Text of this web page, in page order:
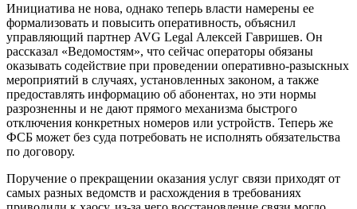
Инициатива не нова, однако теперь власти намерены ее
формализовать и повысить оперативность, объяснил
управляющий партнер AVG Legal Алексей Гавришев. Он
рассказал «Ведомостям», что сейчас операторы обязаны
оказывать содействие при проведении оперативно-разыскных
мероприятий в случаях, установленных законом, а также
предоставлять информацию об абонентах, но эти нормы
разрозненны и не дают прямого механизма быстрого
отключения конкретных номеров или устройств. Теперь же
ФСБ может без суда потребовать не исполнять обязательства
по договору.
Поручение о прекращении оказания услуг связи приходят от
самых разных ведомств и расхождения в требованиях